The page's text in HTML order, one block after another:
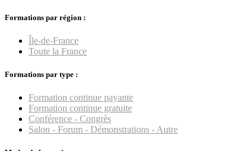
Formations par région :
Île-de-France
Toute la France
Formations par type :
Formation continue payante
Formation continue gratuite
Conférence - Congrès
Salon - Forum - Démonstrations - Autre